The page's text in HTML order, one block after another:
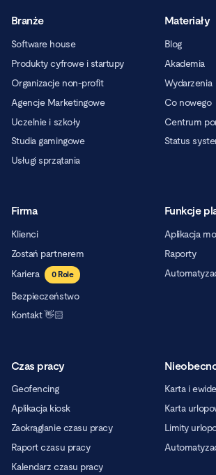
Branże
Software house
Produkty cyfrowe i startupy
Organizacje non-profit
Agencje Marketingowe
Uczelnie i szkoły
Studia gamingowe
Usługi sprzątania
Materiały
Blog
Akademia
Wydarzenia
Co nowego
Centrum
Status
Firma
Klienci
Zostań partnerem
Kariera
0Role
Bezpieczeństwo
Kontakt 👋🏻
Funkcje
Aplikacja
Raporty
Czas pracy
Geofencing
Aplikacja kiosk
Zaokrąglanie czasu pracy
Raport czasu pracy
Kalendarz czasu pracy
Karta i
Karta
Limity